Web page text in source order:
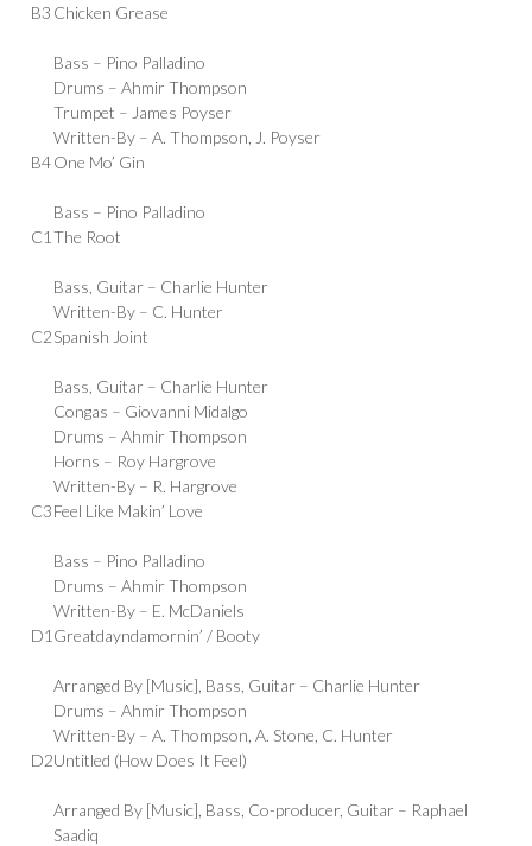
B3 Chicken Grease
Bass – Pino Palladino
Drums –Ahmir Thompson
Trumpet – James Poyser
Written-By –A. Thompson J. Poyser
B4One Mo’ Gin
Bass – Pino Palladino
C1 The Root
Bass, Guitar – Charlie Hunter
Written-By – C. Hunter
C2Spanish Joint
Bass, Guitar – Charlie Hunter
Congas – Giovanni Midalgo
Drums –Ahmir Thompson
Horns – Roy Hargrove
Written-By – R. Hargrove
C3Feel Like Makin’ Love
Bass – Pino Palladino
Drums –Ahmir Thompson
Written-By – E. McDaniels
D1 Greatdayndamornin’ / Booty
Arranged By [Music], Bass, Guitar – Charlie Hunter
Drums –Ahmir Thompson
Written-By –A. Thompson ,A. Stone C. Hunter
D2Untitled (How Does It Feel)
Arranged By [Music], Bass, Co-producer, Guitar – Raphael
Saadiq